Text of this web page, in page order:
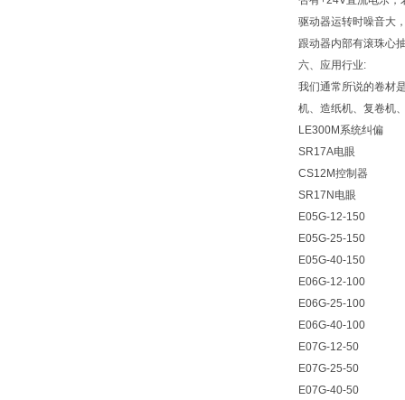
驱动器运转时噪音大
跟动器内部有滚珠心
六、应用行业:
我们通常所说的卷材
机、造纸机、复卷机
LE300M系统纠偏
SR17A电眼
CS12M控制器
SR17N电眼
E05G-12-150
E05G-25-150
E05G-40-150
E06G-12-100
E06G-25-100
E06G-40-100
E07G-12-50
E07G-25-50
E07G-40-50